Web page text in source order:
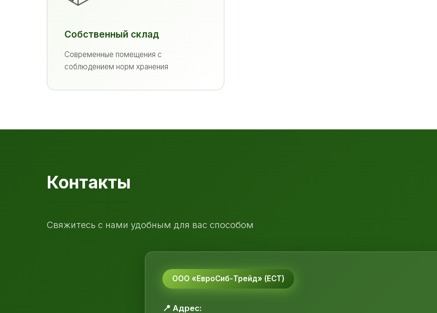
Собственный склад
Современные помещения с
соблюдением норм хранения
Контакты
Свяжитесь с нами удобным для вас способом
ООО «ЕвроСиб-Трейд» (ЕСТ)
📍 Адрес: